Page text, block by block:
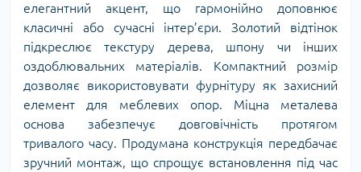
елегантний акцент, що гармонійно доповнює
класичні або сучасні інтер’єри. Золотий відтінок
підкреслює текстуру дерева, шпону чи інших
оздоблювальних матеріалів. Компактний розмір
дозволяє використовувати фурнітуру як захисний
елемент для меблевих опор. Міцна металева
основа забезпечує довговічність протягом
тривалого часу. Продумана конструкція передбачає
зручний монтаж, що спрощує встановлення під час